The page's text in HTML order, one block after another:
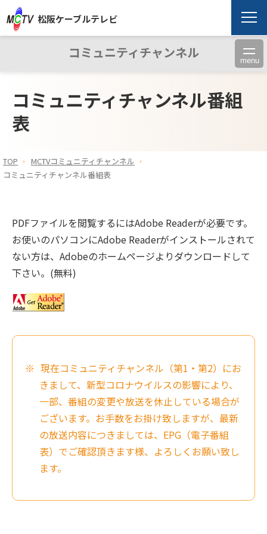
松阪ケーブルテレビ
コミュニティチャンネル menu
コミュニティチャンネル番組
表
TOP
MCTVコミュニティチャンネル
コミュニティチャンネル番組表
PDFファイルを閲覧するにはAdobe Readerが必要です。
お使いのパソコンにAdobe Readerがインストールされて
ない方は、Adobeのホームページよりダウンロードして
下さい。(無料)
現在コミュニティチャンネル（第1・第2）にお
きまして、新型コロナウイルスの影響により、
一部、番組の変更や放送を休止している場合が
ございます。お手数をお掛け致しますが、最新
の放送内容につきましては、EPG（電子番組
表）でご確認頂きます様、よろしくお願い致し
ます。